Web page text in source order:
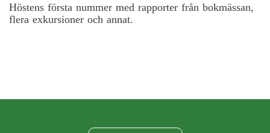
Höstens första nummer med rapporter från bokmässan,
flera exkursioner och annat.